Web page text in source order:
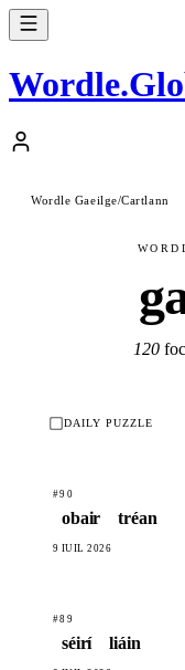
Wordle.
Wordle Gaeilge/Cartlann
120
DAILY PUZZLE
#90
obair tréan
9 IÚIL 2026
#89
séirí liáin